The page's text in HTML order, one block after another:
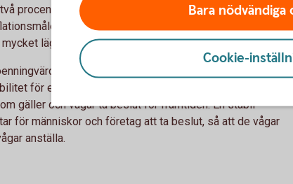
procent per år, vilket man styr genom att höja eller sänka
infördes 1993 och sedan det infördes har
lägre nivåer än tidigare.
och en stabil penningpolitik viktigt? Jo för att
för ett lands ekonomi, så att privatpersoner, företag
gäller och vågar ta beslut för framtiden. En stabil
för människor och företag att ta beslut, så att de vågar
anställa.
Bara nödvändiga
Cookie-